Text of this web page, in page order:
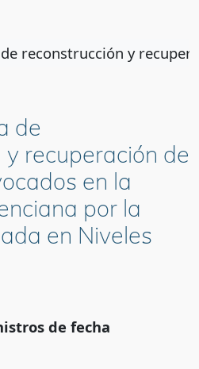
reconstrucción y
de
recuperación de
en la
por la
en Niveles
de fecha